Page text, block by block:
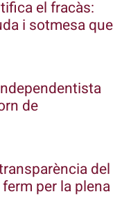
el fracàs:
i sotmesa que
de
del
per la plena